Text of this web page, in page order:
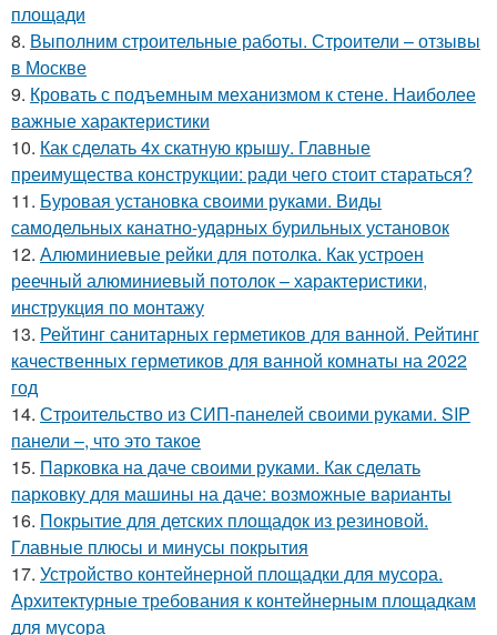
площади
8. Выполним строительные работы. Строители – отзывы
в Москве
9. Кровать с подъемным механизмом к стене. Наиболее
важные характеристики
10. Как сделать 4х скатную крышу. Главные
преимущества конструкции: ради чего стоит стараться?
11. Буровая установка своими руками. Виды
самодельных канатно-ударных бурильных установок
12. Алюминиевые рейки для потолка. Как устроен
реечный алюминиевый потолок – характеристики,
инструкция по монтажу
13. Рейтинг санитарных герметиков для ванной. Рейтинг
качественных герметиков для ванной комнаты на 2022
год
14. Строительство из СИП-панелей своими руками. SIP
панели –, что это такое
15. Парковка на даче своими руками. Как сделать
парковку для машины на даче: возможные варианты
16. Покрытие для детских площадок из резиновой.
Главные плюсы и минусы покрытия
17. Устройство контейнерной площадки для мусора.
Архитектурные требования к контейнерным площадкам
для мусора